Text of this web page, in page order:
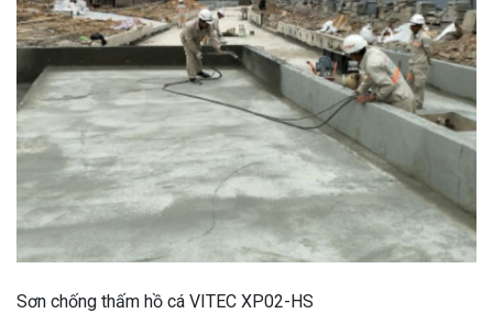
Sơn chống thấm hồ cá VITEC XP02-HS